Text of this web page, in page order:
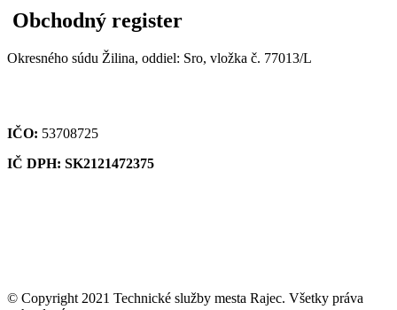
Obchodný register
Okresného súdu Žilina, oddiel: Sro, vložka č. 77013/L
IČO: 53708725
IČ DPH: SK2121472375
© Copyright 2021 Technické služby mesta Rajec. Všetky práva